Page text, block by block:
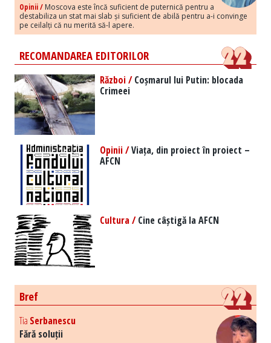
Opinii / Moscova este încă suficient de puternică pentru a
destabiliza un stat mai slab și suficient de abilă pentru a-i convinge
pe ceilalți că nu merită să-l apere.
RECOMANDAREA EDITORILOR
Război /Coșmarul lui Putin: blocada
Crimeei
Opinii /Viața, din proiect în proiect –
AFCN
Cultura /Cine câștigă la AFCN
Bref
Tia Serbanescu
Fără soluții